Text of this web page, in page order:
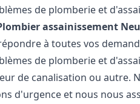
de plomberie et
assainissement
à toutes vos
de plomberie et
de canalisation ou autre.
d'urgence et nous nous